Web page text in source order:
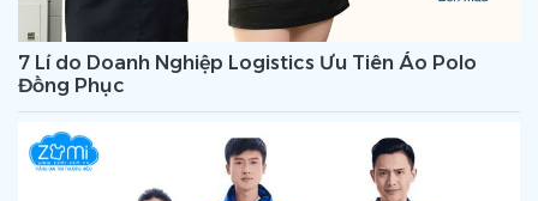
7 Lí do Doanh Nghiệp Logistics Ưu Tiên Áo Polo
Đồng Phục